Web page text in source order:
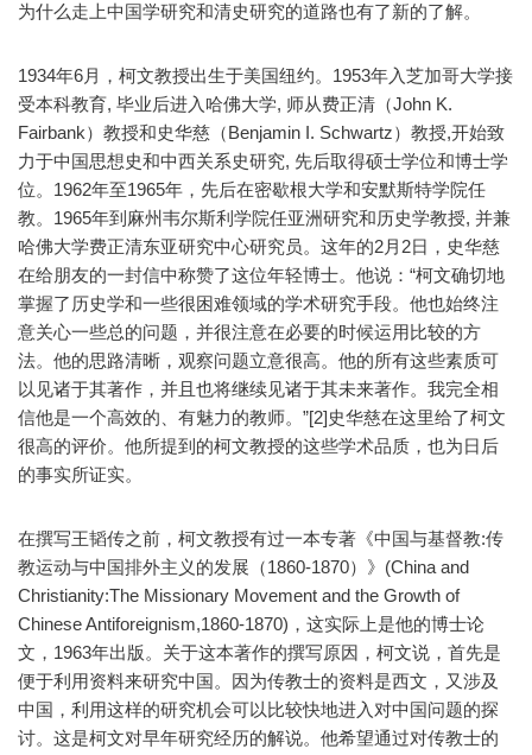
为什么走上中国学研究和清史研究的道路也有了新的了解。
1934年6月，柯文教授出生于美国纽约。1953年入芝加哥大学接
受本科教育, 毕业后进入哈佛大学, 师从费正清（John K.
Fairbank）教授和史华慈（Benjamin I. Schwartz）教授,开始致
力于中国思想史和中西关系史研究, 先后取得硕士学位和博士学
位。1962年至1965年，先后在密歇根大学和安默斯特学院任
教。1965年到麻州韦尔斯利学院任亚洲研究和历史学教授, 并兼
哈佛大学费正清东亚研究中心研究员。这年的2月2日，史华慈
在给朋友的一封信中称赞了这位年轻博士。他说：“柯文确切地
掌握了历史学和一些很困难领域的学术研究手段。他也始终注
意关心一些总的问题，并很注意在必要的时候运用比较的方
法。他的思路清晰，观察问题立意很高。他的所有这些素质可
以见诸于其著作，并且也将继续见诸于其未来著作。我完全相
信他是一个高效的、有魅力的教师。”[2]史华慈在这里给了柯文
很高的评价。他所提到的柯文教授的这些学术品质，也为日后
的事实所证实。
在撰写王韬传之前，柯文教授有过一本专著《中国与基督教:传
教运动与中国排外主义的发展（1860-1870）》(China and
Christianity:The Missionary Movement and the Growth of
Chinese Antiforeignism,1860-1870)，这实际上是他的博士论
文，1963年出版。关于这本著作的撰写原因，柯文说，首先是
便于利用资料来研究中国。因为传教士的资料是西文，又涉及
中国，利用这样的研究机会可以比较快地进入对中国问题的探
讨。这是柯文对早年研究经历的解说。他希望通过对传教士的